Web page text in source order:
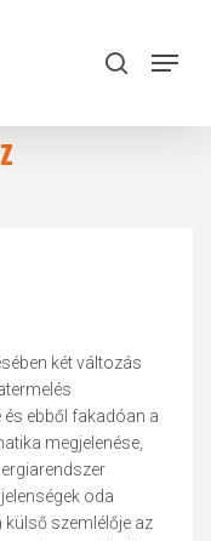
search
Menu
két változás
ebből fakadóan a
megjelenése,
oda
külső szemlélője az
Close